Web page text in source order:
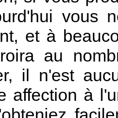
vous
et à
au
il n'est
affection à